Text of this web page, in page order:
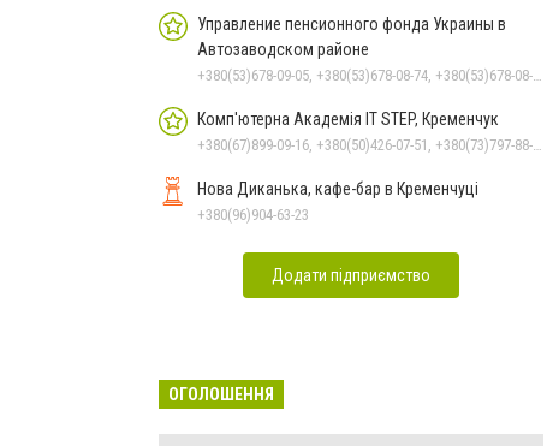
Управление пенсионного фонда Украины в
Автозаводском районе
+380(53)678-09-05, +380(53)678-08-74, +380(53)678-08-83, +380(53)678-08-41, +380(53)678-08-86
Комп'ютерна Академія IT STEP, Кременчук
+380(67)899-09-16, +380(50)426-07-51, +380(73)797-88-17
Нова Диканька, кафе-бар в Кременчуці
+380(96)904-63-23
Додати підприємство
ОГОЛОШЕННЯ